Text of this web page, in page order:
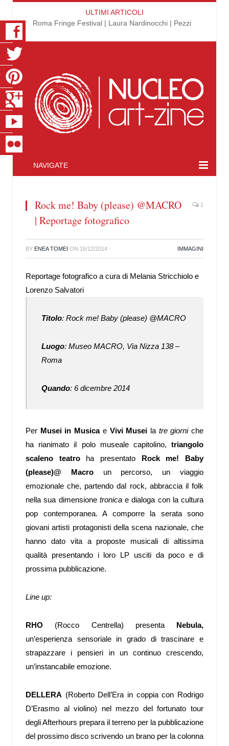
ULTIMI ARTICOLI
Roma Fringe Festival | Laura Nardinocchi | Pezzi
NAVIGATE
Rock me! Baby (please) @MACRO
| Reportage fotografico
1
BY ENEA TOMEI ON 16/12/2014 · IMMAGINI
Reportage fotografico a cura di Melania Stricchiolo e
Lorenzo Salvatori
Titolo: Rock me! Baby (please) @MACRO
Luogo:Museo MACRO, Via Nizza 138 –
Roma
Quando:6 dicembre 2014
Per Musei in Musicae Vivi Musei la tre giorniche
ha rianimato il polo museale capitolino, triangolo
scaleno teatro ha presentato Rock me! Baby
(please)@ Macroun percorso, un viaggio
emozionale che, partendo dal rock, abbraccia il folk
nella sua dimensione tronicae dialoga con la cultura
pop contemporanea. A comporre la serata sono
giovani artisti protagonisti della scena nazionale, che
hanno dato vita a proposte musicali di altissima
qualità presentando i loro LP usciti da poco e di
prossima pubblicazione.
Line up:
RHO (Rocco Centrella) presentaNebula,
un’esperienza sensoriale in grado di trascinare e
strapazzare i pensieri in un continuo crescendo,
un’instancabile emozione.
DELLERA (Roberto Dell’Era in coppia con Rodrigo
D’Erasmo al violino) nel mezzo del fortunato tour
degli Afterhours prepara il terreno per la pubblicazione
del prossimo disco scrivendo un brano per la colonna